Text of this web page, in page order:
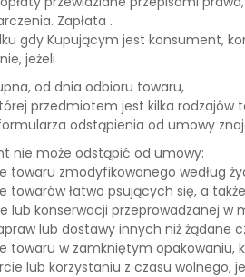
Zapłata .
gdy Kupującym jest konsument,
jeżeli
od dnia odbioru towaru,
przedmiotem jest kilka rodzajów
odstąpienia od umowy
nie może odstąpić od umowy:
towaru zmodyfikowanego według
towarów łatwo psujących się, a
lub konserwacji przeprowadzanej
lub dostawy innych niż żądane
towaru w zamkniętym opakowaniu,
lub korzystaniu z czasu wolnego,